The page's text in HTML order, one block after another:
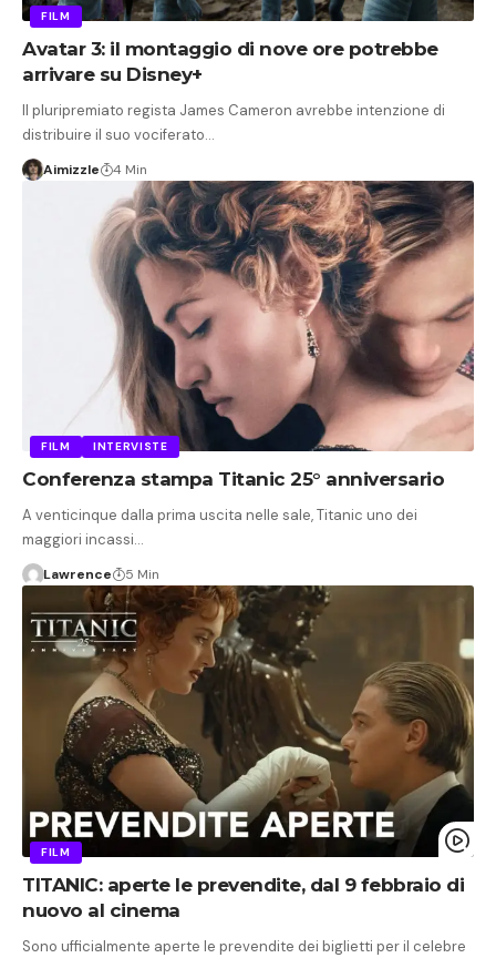
FILM
Avatar 3: il montaggio di nove ore potrebbe
arrivare su Disney+
Il pluripremiato regista James Cameron avrebbe intenzione di
distribuire il suo vociferato…
Aimizzle 4 Min
FILM INTERVISTE
Conferenza stampa Titanic 25° anniversario
A venticinque dalla prima uscita nelle sale, Titanic uno dei
maggiori incassi…
Lawrence 5 Min
FILM
TITANIC: aperte le prevendite, dal 9 febbraio di
nuovo al cinema
Sono ufficialmente aperte le prevendite dei biglietti per il celebre